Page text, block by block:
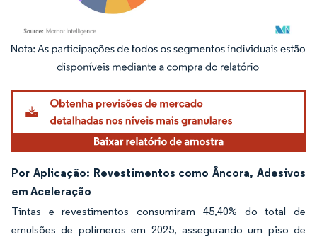
Imagem © Mordor Intelligence. O reuso requer atribuição conforme CC BY 4.0.
Por Aplicação: Revestimentos como Âncora, Adesivos
em Aceleração
Tintas e revestimentos consumiram 45,40% do total de
emulsões de polímeros em 2025, assegurando um piso de